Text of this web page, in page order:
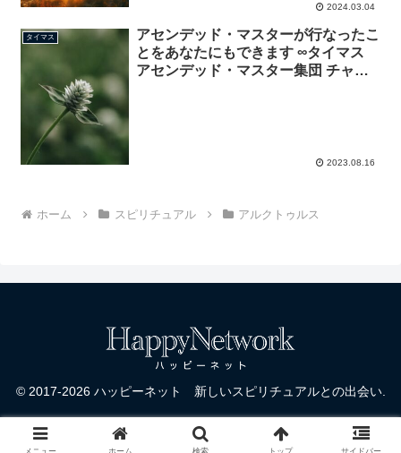
2024.03.04
タイマス
アセンデッド・マスターが行なったこ
とをあなたにもできます ∞タイマス
アセンデッド・マスター集団 チャネ
2023.08.16
ホーム スピリチュアル アルクトゥルス
© 2017-2026 ハッピーネット 新しいスピリチュアルとの出会い.
メニュー ホーム 検索 トップ サイドバー